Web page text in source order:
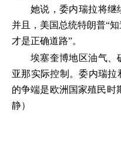
她说，委内瑞拉将继
并且，美国总统特朗普“
才是正确道路”。
埃塞奎博地区油气、
亚那实际控制。委内瑞
的争端是欧洲国家殖民时
静）